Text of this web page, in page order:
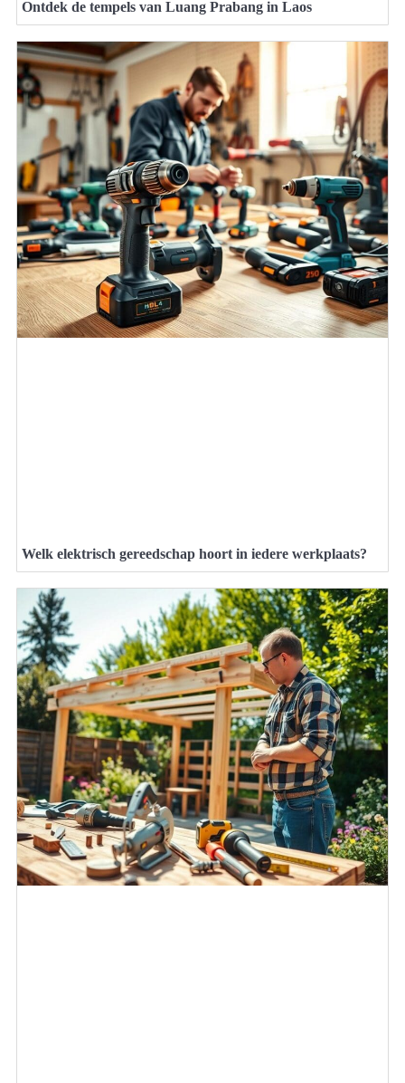
Ontdek de tempels van Luang Prabang in Laos
Welk elektrisch gereedschap hoort in iedere werkplaats?